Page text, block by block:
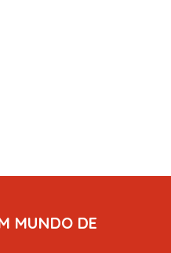
MUNDO DE